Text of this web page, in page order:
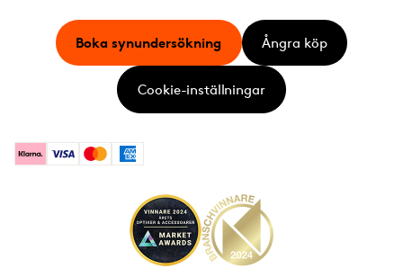
KlarnaVisa MastercardAmerican Express
Boka synundersökning Ångra köp
Cookie-inställningar